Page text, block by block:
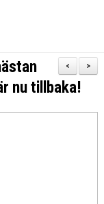
>
<
nu tillbaka!